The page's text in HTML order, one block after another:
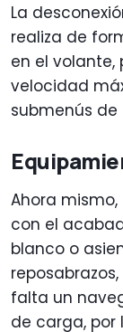
La
realiza de
en el
velocidad
submenús
Ahora mismo,
con el
blanco o
falta un
de carga, por